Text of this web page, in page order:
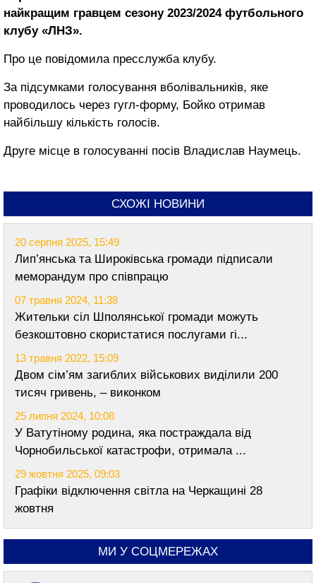
найкращим гравцем сезону 2023/2024 футбольного
клубу «ЛНЗ».
Про це повідомила пресслужба клубу.
За підсумками голосування вболівальників, яке
проводилось через гугл-форму, Бойко отримав
найбільшу кількість голосів.
Друге місце в голосуванні посів Владислав Наумець.
СХОЖІ НОВИНИ
20 серпня 2025, 15:49
Лип’янська та Широківська громади підписали
меморандум про співпрацю
07 травня 2024, 11:38
Жительки сіл Шполянської громади можуть
безкоштовно скористатися послугами гі...
13 травня 2022, 15:09
Двом сім’ям загиблих військових виділили 200
тисяч гривень, – виконком
25 липня 2024, 10:08
У Ватутіному родина, яка постраждала від
Чорнобильської катастрофи, отримала ...
29 жовтня 2025, 09:03
Графіки відключення світла на Черкащині 28
жовтня
МИ У СОЦМЕРЕЖАХ